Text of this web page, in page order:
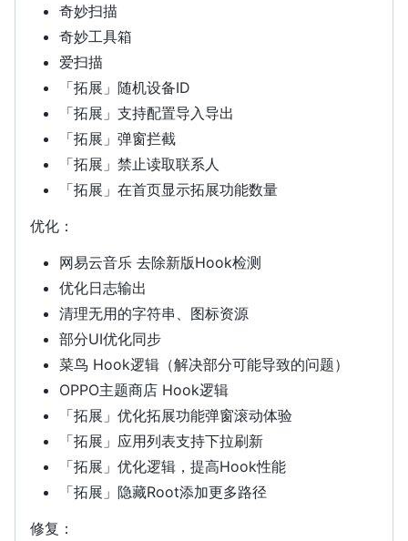
奇妙扫描
奇妙工具箱
爱扫描
「拓展」随机设备ID
「拓展」支持配置导入导出
「拓展」弹窗拦截
「拓展」禁止读取联系人
「拓展」在首页显示拓展功能数量
优化：
网易云音乐 去除新版Hook检测
优化日志输出
清理无用的字符串、图标资源
部分UI优化同步
菜鸟 Hook逻辑（解决部分可能导致的问题）
OPPO主题商店 Hook逻辑
「拓展」优化拓展功能弹窗滚动体验
「拓展」应用列表支持下拉刷新
「拓展」优化逻辑，提高Hook性能
「拓展」隐藏Root添加更多路径
修复：